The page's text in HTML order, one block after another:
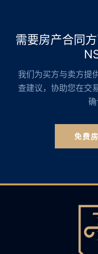
需要房产合同
我们为买方与卖方提
查建议，协助您在交
确
免费